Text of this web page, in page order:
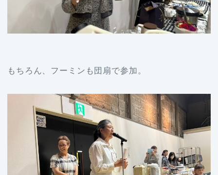
もちろん、フーミンも団扇で参加。